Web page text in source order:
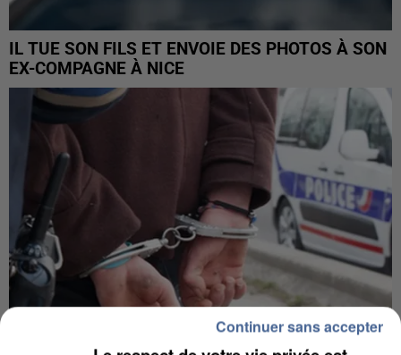
IL TUE SON FILS ET ENVOIE DES PHOTOS À SON
EX-COMPAGNE À NICE
Continuer sans accepter